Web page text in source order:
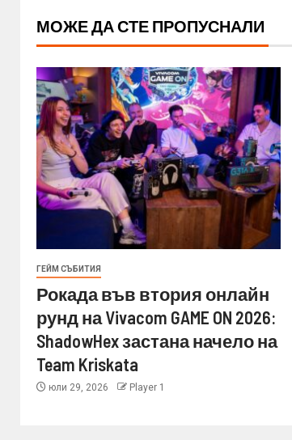
МОЖЕ ДА СТЕ ПРОПУСНАЛИ
ГЕЙМ СЪБИТИЯ
Рокада във втория онлайн
рунд на Vivacom GAME ON 2026:
ShadowHex застана начело на
Team Kriskata
юли 29, 2026 Player 1